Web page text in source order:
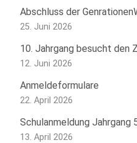
Abschluss der
25. Juni 2026
10. Jahrgang besucht den
12. Juni 2026
Anmeldeformulare
22. April 2026
Schulanmeldung Jahrgang
13. April 2026